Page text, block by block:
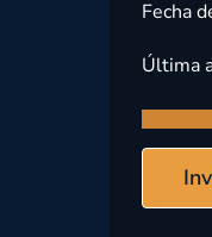
Fecha
Última